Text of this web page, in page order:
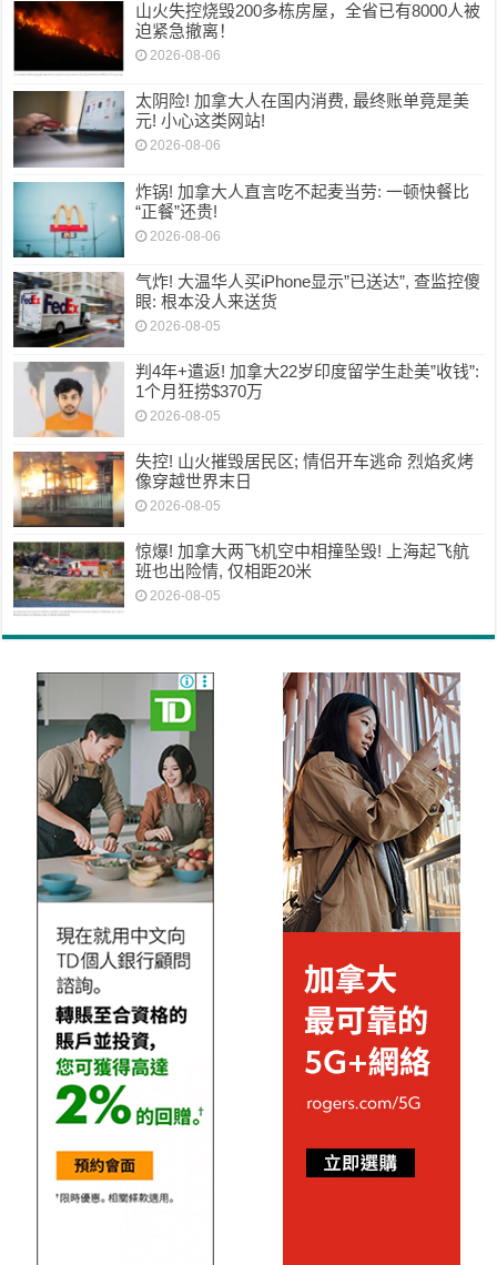
山火失控烧毁200多栋房屋，全省已有8000人被
迫紧急撤离！
2026-08-06
太阴险! 加拿大人在国内消费, 最终账单竟是美
元! 小心这类网站!
2026-08-06
炸锅! 加拿大人直言吃不起麦当劳: 一顿快餐比
“正餐”还贵!
2026-08-06
气炸! 大温华人买iPhone显示”已送达”, 查监控傻
眼: 根本没人来送货
2026-08-05
判4年+遣返! 加拿大22岁印度留学生赴美”收钱”:
1个月狂捞$370万
2026-08-05
失控! 山火摧毁居民区; 情侣开车逃命 烈焰炙烤
像穿越世界末日
2026-08-05
惊爆! 加拿大两飞机空中相撞坠毁! 上海起飞航
班也出险情, 仅相距20米
2026-08-05